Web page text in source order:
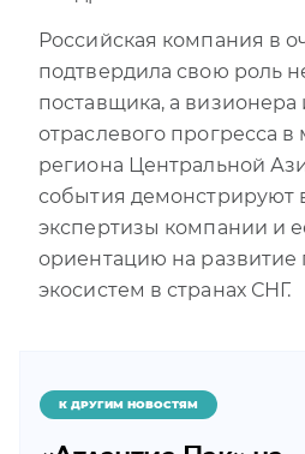
Российская компания в
подтвердила свою роль
поставщика, а визионера
отраслевого прогресса в
региона Центральной
события демонстрируют
экспертизы компании и
ориентацию на развитие
экосистем в странах СНГ.
К ДРУГИМ НОВОСТЯМ